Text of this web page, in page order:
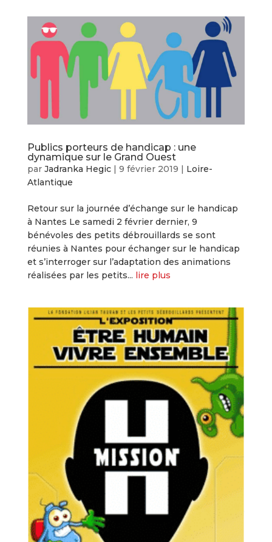
Publics porteurs de handicap : une
dynamique sur le Grand Ouest
par Jadranka Hegic| 9 février 2019 | Loire-
Atlantique
Retour sur la journée d’échange sur le handicap
à Nantes Le samedi 2 février dernier, 9
bénévoles des petits débrouillards se sont
réunies à Nantes pour échanger sur le handicap
et s’interroger sur l’adaptation des animations
réalisées par les petits... lire plus